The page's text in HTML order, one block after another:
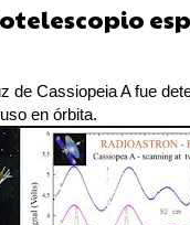
de Cassiopeia A fue
en órbita.